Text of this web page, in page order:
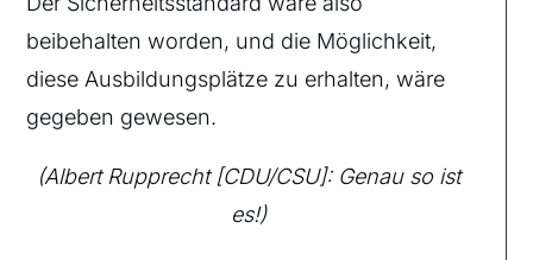
beibehalten worden, und die Möglichkeit,
diese Ausbildungsplätze zu erhalten, wäre
gegeben gewesen.
(Albert Rupprecht [CDU/CSU]: Genau so ist
es!)